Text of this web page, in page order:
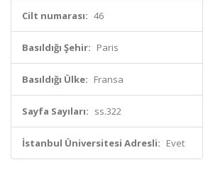
Cilt numarası: 46
Basıldığı Şehir: Paris
Basıldığı Ülke: Fransa
Sayfa Sayıları: ss.322
İstanbul Üniversitesi Adresli: Evet